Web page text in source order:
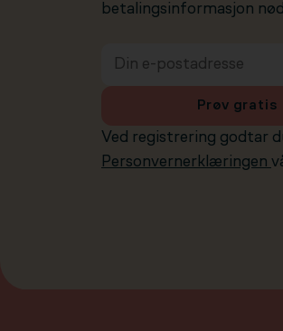
betalingsinformasjon
Ved registrering godtar
Personvernerklæringen
Prøv gratis